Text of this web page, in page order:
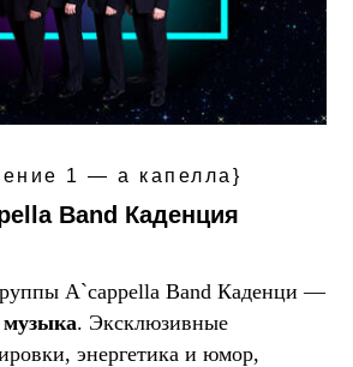
1 — а капелла}
Band Каденция
A`cappella Band Каденци —
музыка. Эксклюзивные
энергетика и юмор,